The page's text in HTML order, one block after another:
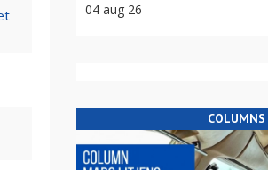
04 aug 26
COLUMNS